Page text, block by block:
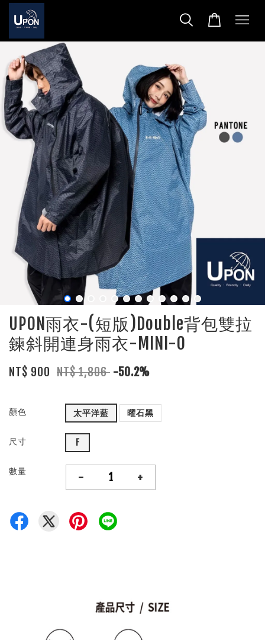
UPON雨衣-(短版)Double背包雙拉
鍊斜開連身雨衣-MINI-O
NT$ 900 NT$ 1,806 -50.2%
顏色 太平洋藍 曜石黑
尺寸 F
數量 - +